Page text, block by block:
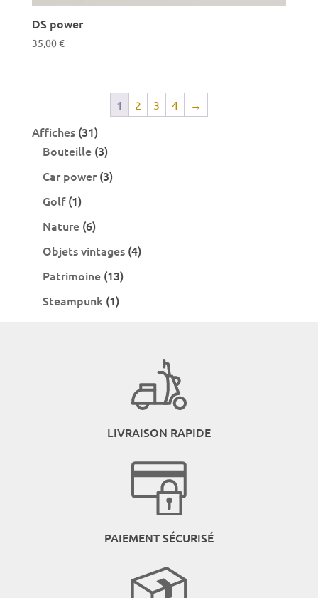
DS power
35,00€
1 2 3 4 →
Affiches 3131
produits
Bouteille 33
produits
Car power 33
Golf 11
produit
Nature 66
produits
Objets vintages 44
Patrimoine 1313
Steampunk 11
LIVRAISON RAPIDE
PAIEMENT SÉCURISÉ